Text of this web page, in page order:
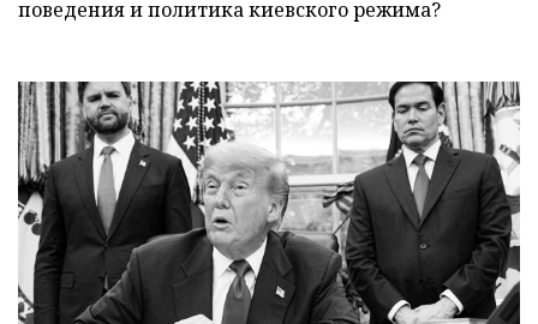
поведения и политика киевского режима?